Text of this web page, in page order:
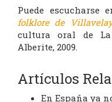
Puede escucharse
folklore de
cultura oral de
Alberite, 2009.
Artículos
En España ya